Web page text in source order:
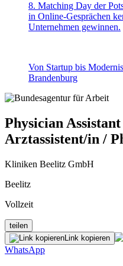
8. Matching Day der
in Online-Gesprächen
Unternehmen gewinnen.
Von Startup bis
Brandenburg
Physician
Arztassistent/in /
Kliniken Beelitz GmbH
Beelitz
Vollzeit
teilen
Link kopieren
WhatsApp